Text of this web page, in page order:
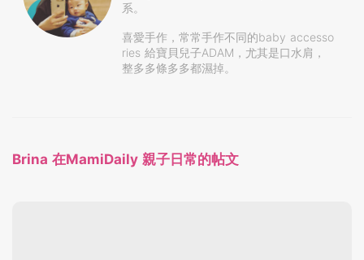
系。
喜愛手作，常常手作不同的baby accesso
ries 給寶貝兒子ADAM，尤其是口水肩，
整多多條多多都濕掉。
Brina 在MamiDaily 親子日常的帖文